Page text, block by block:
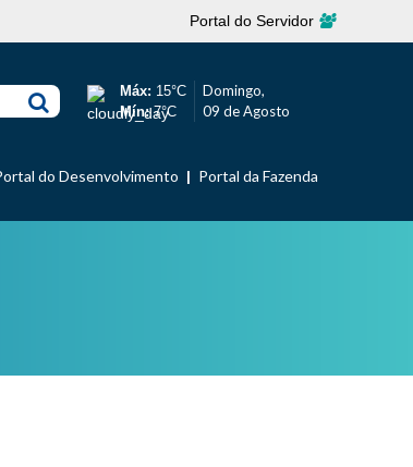
Portal do Servidor
Máx: 15°C
Mín:7°C
Domingo,
09 de Agosto
do Desenvolvimento Portal da Fazenda